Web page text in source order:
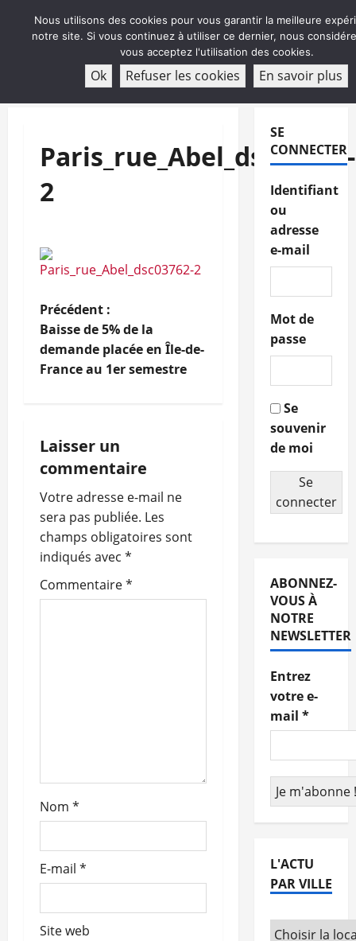
ABONNEMENT
Paris_rue_Abel_dsc03762-
2
N
a
v
g
a
t
i
o
t
i
c
l
e
Précédent :
Baisse de 5% de la
demande placée en Île-de-
France au 1er semestre
Laisser un
commentaire
Votre adresse e-mail ne
sera pas publiée. Les
champs obligatoires sont
indiqués avec *
Commentaire*
Nom *
E-mail *
Site web
SE
CONNECTER
Identifiant
ou
adresse
e-mail
Mot de
passe
Se
souvenir
de moi
Se
connecter
ABONNEZ-
VOUS À
NOTRE
NEWSLETTER
Entrez
votre e-
mail *
L'ACTU
PAR VILLE
Nous utilisons des cookies pour vous garantir la meilleure
notre site. Si vous continuez à utiliser ce dernier, nous
vous acceptez l'utilisation des cookies.
Ok Refuser les cookies En savoir plus